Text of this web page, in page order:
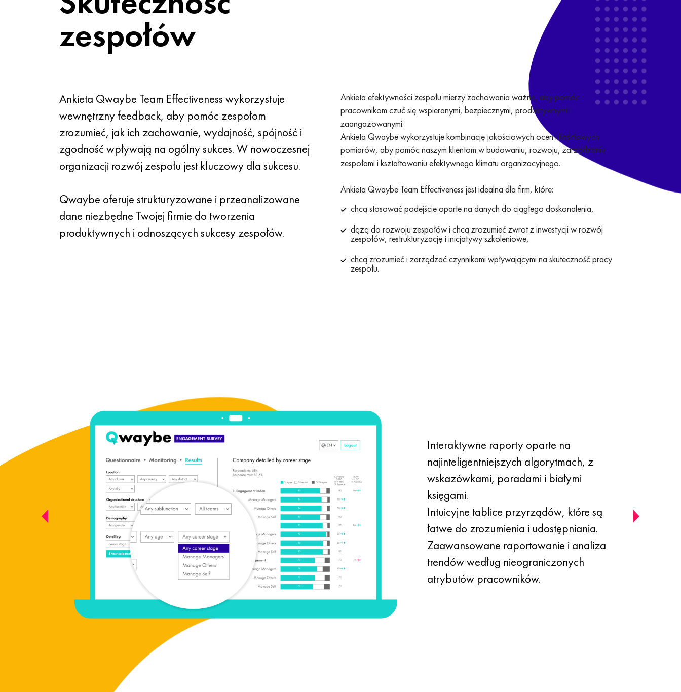
zespołów
Ankieta Qwaybe Team Effectiveness wykorzystuje
wewnętrzny feedback, aby pomóc zespołom
zrozumieć, jak ich zachowanie, wydajność, spójność i
zgodność wpływają na ogólny sukces. W nowoczesnej
organizacji rozwój zespołu jest kluczowy dla sukcesu.
Qwaybe oferuje strukturyzowane i przeanalizowane
dane niezbędne Twojej firmie do tworzenia
produktywnych i odnoszących sukcesy zespołów.
Ankieta efektywności zespołu mierzy zachowania ważne, aby pomóc
pracownikom czuć się wspieranymi, bezpiecznymi, produktywnymi i
zaangażowanymi.
Ankieta Qwaybe wykorzystuje kombinację jakościowych ocen i ilościowych
pomiarów, aby pomóc naszym klientom w budowaniu, rozwoju, zarządzaniu
zespołami i kształtowaniu efektywnego klimatu organizacyjnego.
Ankieta Qwaybe Team Effectiveness jest idealna dla firm, które:
chcą stosować podejście oparte na danych do ciągłego doskonalenia,
dążą do rozwoju zespołów i chcą zrozumieć zwrot z inwestycji w rozwój
zespołów, restrukturyzację i inicjatywy szkoleniowe,
chcą zrozumieć i zarządzać czynnikami wpływającymi na skuteczność pracy
zespołu.
jest
Interaktywne raporty oparte na
najinteligentniejszych algorytmach, z
wskazówkami, poradami i białymi
księgami.
Intuicyjne tablice przyrządów, które są
łatwe do zrozumienia i udostępniania.
Zaawansowane raportowanie i analiza
trendów według nieograniczonych
atrybutów pracowników.